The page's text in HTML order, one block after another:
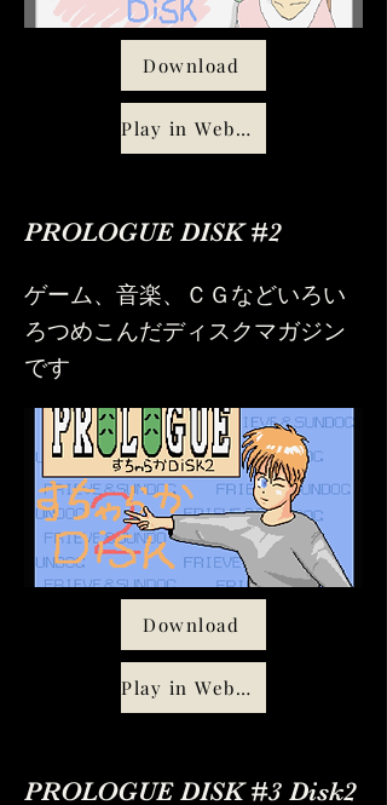
Download
Play in WebMSX
PROLOGUE DISK #2
ゲーム、音楽、ＣＧなどいろい
ろつめこんだディスクマガジン
です
Download
Play in WebMSX
PROLOGUE DISK #3 Disk2